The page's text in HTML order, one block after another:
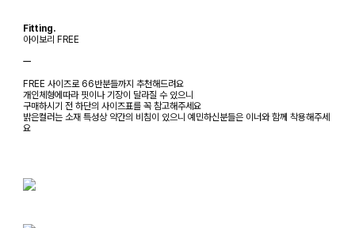
Fitting.
아이보리 FREE
ㅡ
FREE 사이즈로 66반분들까지 추천해드려요
개인체형에따라 핏이나 기장이 달라질 수 있으니
구매하시기 전 하단의 사이즈표를 꼭 참고해주세요
밝은컬러는 소재 특성상 약간의 비침이 있으니 예민하신분들은 이너와 함께 착용해주세
요